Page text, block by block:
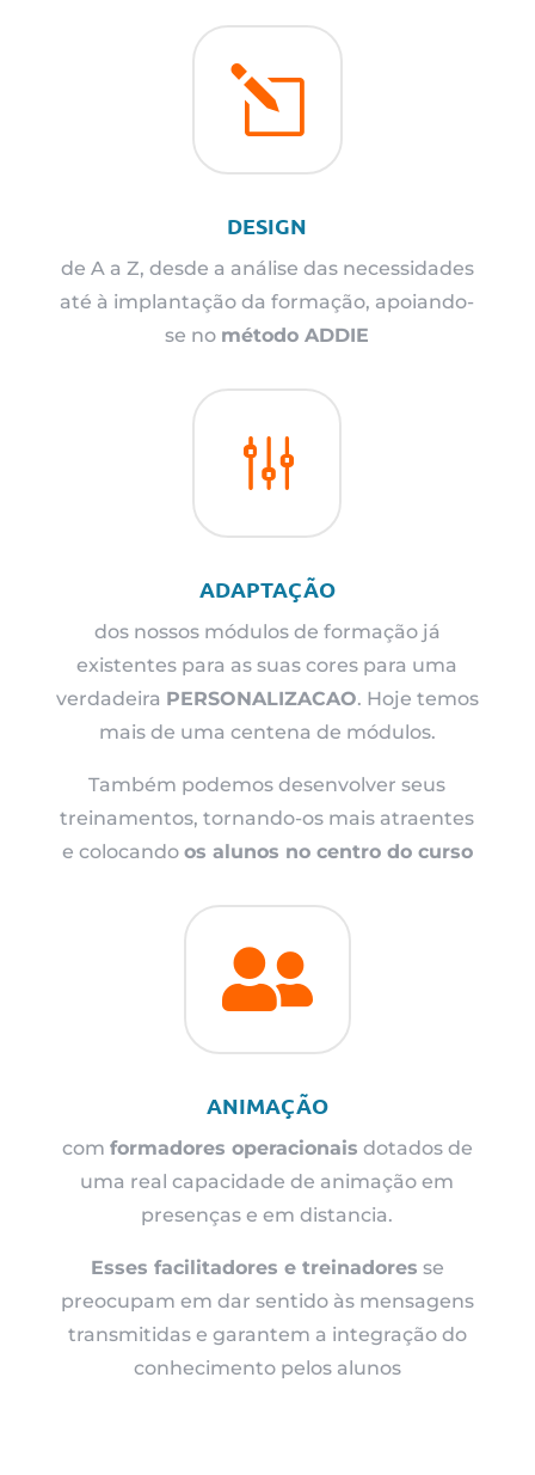
l
DESIGN
de A a Z, desde a análise das necessidades
até à implantação da formação, apoiando-
se no método ADDIE
g
ADAPTAÇÃO
dos nossos módulos de formação já
existentes para as suas cores para uma
verdadeira PERSONALIZACAO. Hoje temos
mais de uma centena de módulos.
Também podemos desenvolver seus
treinamentos, tornando-os mais atraentes
e colocando os alunos no centro do curso

ANIMAÇÃO
com formadores operacionais dotados de
uma real capacidade de animação em
presenças e em distancia.
Esses facilitadores e treinadores se
preocupam em dar sentido às mensagens
transmitidas e garantem a integração do
conhecimento pelos alunos